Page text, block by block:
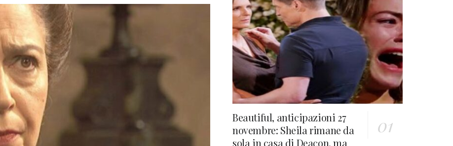
Beautiful, anticipazioni 27
novembre: Sheila rimane da
sola in casa di Deacon, ma